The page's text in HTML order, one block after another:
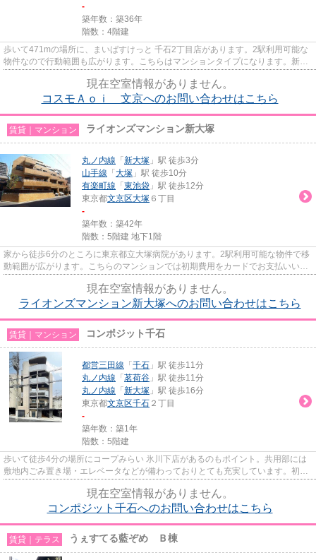
-
築年数：築36年
階数：4階建
歩いて471mの場所に、まいばすけっと 千石2丁目店があります。2駅利用可能な
物件なので行動範囲も広がります。こちらはマンションタイプになります。新し
現在空室情報がありません。
コスモＡｏｉ 文京へのお問い合わせはこちら
賃貸｜マンション ライオンズマンション新大塚
丸ノ内線 「 新大塚 」駅 徒歩3分
山手線 「 大塚 」駅 徒歩10分
有楽町線 「 東池袋 」駅 徒歩12分
東京都文京区大塚 ６丁目
-
築年数：築42年
階数：5階建 地下1階
家から徒歩6分のところに東京都立大塚病院があります。2駅利用可能な物件で移
動範囲が広がります。こちらのマンションでは初期費用をカードでお支払いいた
現在空室情報がありません。
ライオンズマンション新大塚へのお問い合わせはこちら
賃貸｜マンション コンポジット千石
都営三田線 「 千石 」駅 徒歩11分
丸ノ内線 「 茗荷谷 」駅 徒歩11分
丸ノ内線 「 新大塚 」駅 徒歩16分
東京都文京区千石 ２丁目
-
築年数：築1年
階数：5階建
歩いて徒歩4分の場所にコープみらい 氷川下店があるのもポイント。共用部には
敷地内ごみ置き場・エレベータなどが備わっておりとても充実しています。初期
現在空室情報がありません。
コンポジット千石へのお問い合わせはこちら
賃貸｜テラス うぇすてる藍ぞめ Ｂ棟